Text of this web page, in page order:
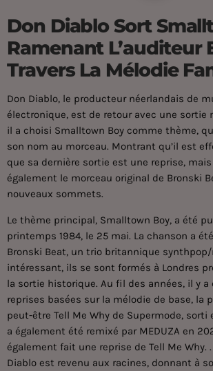
Don Diablo Sort
Ramenant L’auditeur
Travers La Mélodie
Don Diablo, le producteur néerlandais de
électronique, est de retour avec une sortie
il a choisi Smalltown Boy comme thème,
son nom au morceau. Montrant qu’il est
que sa dernière sortie est une reprise, mais
également le morceau original de Bronski
nouveaux sommets.
Le thème principal, Smalltown Boy, a été
printemps 1984, le 25 mai. La chanson a
Bronski Beat, un trio britannique synthpop/
intéressant, ils se sont formés à Londres
la sortie historique. Au fil des années, il y a
reprises basées sur la mélodie de base, la
peut-être Tell Me Why de Supermode, sorti
a également été remixé par MEDUZA en
également fait une reprise de Tell Me Why. .
Diablo est revenu aux racines, donnant à